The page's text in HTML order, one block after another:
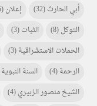
أبي الحارث(32) إعلان(5)
التوكل(8) الثبات(3)
الحملات الاستشراقية(3)
الرحمة(4) السنة النبوية
الشيخ منصور الزبيري(4)